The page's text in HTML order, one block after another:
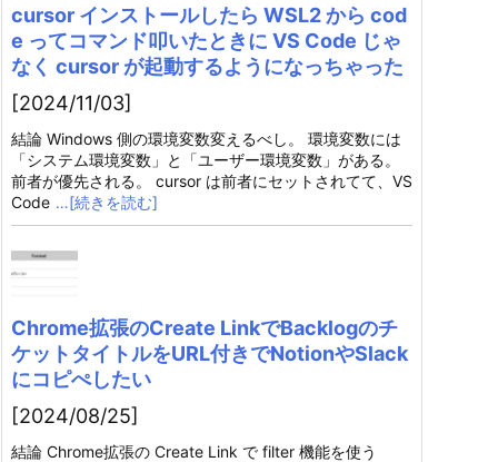
cursor インストールしたら WSL2 から cod
e ってコマンド叩いたときに VS Code じゃ
なく cursor が起動するようになっちゃった
[2024/11/03]
結論 Windows 側の環境変数変えるべし。 環境変数には
「システム環境変数」と「ユーザー環境変数」がある。
前者が優先される。 cursor は前者にセットされてて、VS
Code …[続きを読む]
Chrome拡張のCreate LinkでBacklogのチ
ケットタイトルをURL付きでNotionやSlack
にコピぺしたい
[2024/08/25]
結論 Chrome拡張の Create Link で filter 機能を使う